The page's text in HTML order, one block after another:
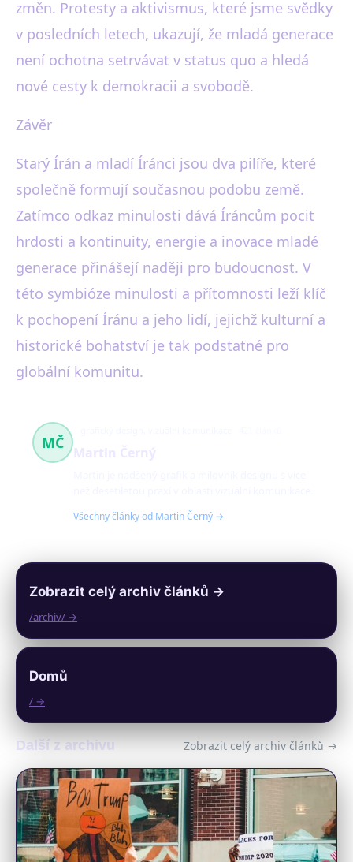
změn. Protesty a aktivismus, které jsme svědky
v posledních letech, ukazují, že mladá generace
není ochotna setrvávat v status quo a hledá
nové cesty k demokracii a svobodě.
Závěr
Starý Írán a mladí Íránci jsou dva pilíře, které
společně formují současnou podobu země.
Zatímco odkaz minulosti dává Íráncům pocit
hrdosti a kontinuity, energie a inovace mladé
generace přinášejí naději pro budoucnost. V
této symbióze minulosti a přítomnosti leží klíč
k pochopení Íránu a jeho lidí, jejichž kulturní a
historické bohatství je tak podstatné pro
globální komunitu.
MČ
Všechny články od Martin Černý →
Zobrazit celý archiv článků →
/archiv/ →
Domů
/ →
Další z archivu Zobrazit celý archiv článků →